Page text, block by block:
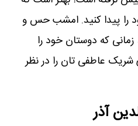
را پیدا کنید. امشب حس و
که دوستان خود را
عاطفی تان را در نظر
آذر